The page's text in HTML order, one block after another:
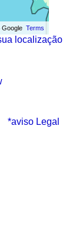
GoogleTerms
localização
*aviso Legal